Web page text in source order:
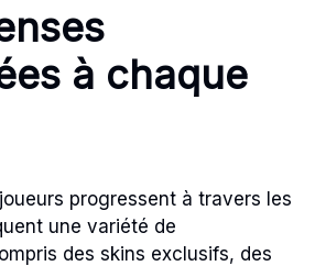
à chaque
progressent à travers les
une variété de
des skins exclusifs, des